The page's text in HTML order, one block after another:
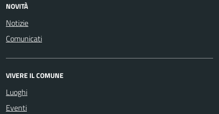
NOVITÀ
Notizie
Comunicati
VIVERE IL COMUNE
Luoghi
Eventi